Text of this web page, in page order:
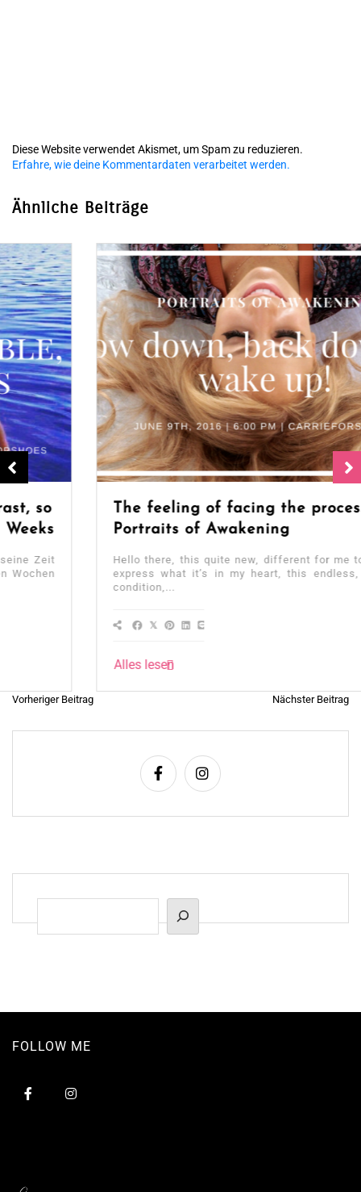
Diese Website verwendet Akismet, um Spam zu reduzieren.
Erfahre, wie deine Kommentardaten verarbeitet werden.
Ähnliche Beiträge
The feeling of facing the process…
Portraits of Awakening
Hello there, this quite new, different for me to write. To
express what it’s in my heart, this endless, without a
Beitragsnavigation
Vorheriger Beitrag Nächster Beitrag
FOLLOW ME